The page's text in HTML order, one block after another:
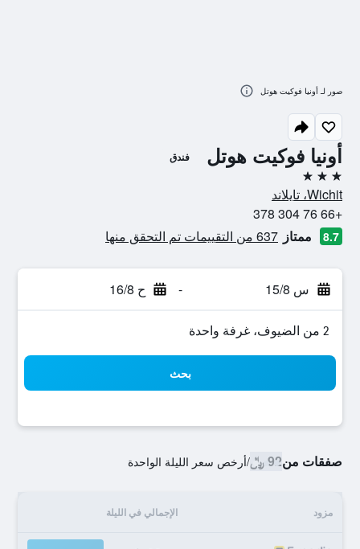
أونيا فوكيت هوتل فندق
3 نجوم
Wichit، تايلاند
+66 76 304 378
8.7 ممتاز 637 من التقييمات تم التحقق منها
س 15/8 - ح 16/8
2 من الضيوف، غرفة واحدة
بحث
صفقات من92 ﷼ /أرخص سعر الليلة الواحدة
مزود الإجمالي في الليلة
صور لـ أونيا فوكيت هوتل